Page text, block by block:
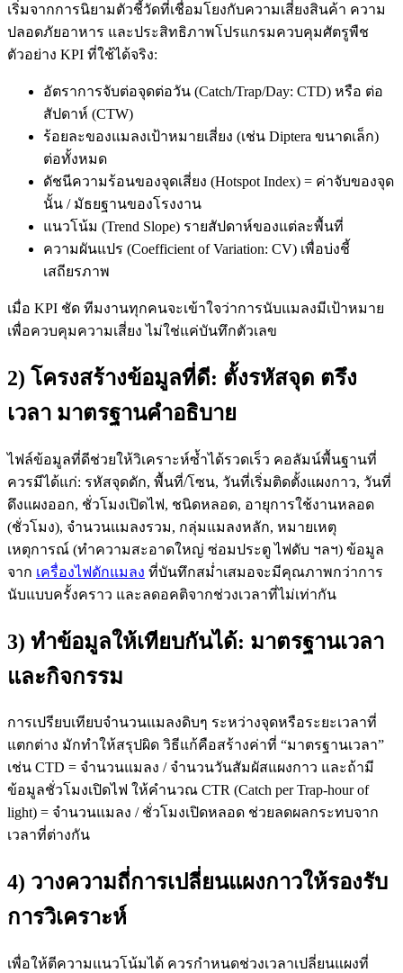
เริ่มจากการนิยามตัวชี้วัดที่เชื่อมโยงกับความเสี่ยงสินค้า ความ
ปลอดภัยอาหาร และประสิทธิภาพโปรแกรมควบคุมศัตรูพืช
ตัวอย่าง KPI ที่ใช้ได้จริง:
อัตราการจับต่อจุดต่อวัน (Catch/Trap/Day: CTD) หรือ ต่อ
สัปดาห์ (CTW)
ร้อยละของแมลงเป้าหมายเสี่ยง (เช่น Diptera ขนาดเล็ก)
ต่อทั้งหมด
ดัชนีความร้อนของจุดเสี่ยง (Hotspot Index) = ค่าจับของจุด
นั้น / มัธยฐานของโรงงาน
แนวโน้ม (Trend Slope) รายสัปดาห์ของแต่ละพื้นที่
ความผันแปร (Coefficient of Variation: CV) เพื่อบ่งชี้
เสถียรภาพ
เมื่อ KPI ชัด ทีมงานทุกคนจะเข้าใจว่าการนับแมลงมีเป้าหมาย
เพื่อควบคุมความเสี่ยง ไม่ใช่แค่บันทึกตัวเลข
2) โครงสร้างข้อมูลที่ดี: ตั้งรหัสจุด ตรึง
เวลา มาตรฐานคำอธิบาย
ไฟล์ข้อมูลที่ดีช่วยให้วิเคราะห์ซ้ำได้รวดเร็ว คอลัมน์พื้นฐานที่
ควรมีได้แก่: รหัสจุดดัก, พื้นที่/โซน, วันที่เริ่มติดตั้งแผงกาว, วันที่
ดึงแผงออก, ชั่วโมงเปิดไฟ, ชนิดหลอด, อายุการใช้งานหลอด
(ชั่วโมง), จำนวนแมลงรวม, กลุ่มแมลงหลัก, หมายเหตุ
เหตุการณ์ (ทำความสะอาดใหญ่ ซ่อมประตู ไฟดับ ฯลฯ) ข้อมูล
จาก เครื่องไฟดักแมลง ที่บันทึกสม่ำเสมอจะมีคุณภาพกว่าการ
นับแบบครั้งคราว และลดอคติจากช่วงเวลาที่ไม่เท่ากัน
3) ทำข้อมูลให้เทียบกันได้: มาตรฐานเวลา
และกิจกรรม
การเปรียบเทียบจำนวนแมลงดิบๆ ระหว่างจุดหรือระยะเวลาที่
แตกต่าง มักทำให้สรุปผิด วิธีแก้คือสร้างค่าที่ “มาตรฐานเวลา”
เช่น CTD = จำนวนแมลง / จำนวนวันสัมผัสแผงกาว และถ้ามี
ข้อมูลชั่วโมงเปิดไฟ ให้คำนวณ CTR (Catch per Trap-hour of
light) = จำนวนแมลง / ชั่วโมงเปิดหลอด ช่วยลดผลกระทบจาก
เวลาที่ต่างกัน
4) วางความถี่การเปลี่ยนแผงกาวให้รองรับ
การวิเคราะห์
เพื่อให้ตีความแนวโน้มได้ ควรกำหนดช่วงเวลาเปลี่ยนแผงที่